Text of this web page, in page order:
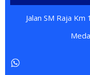
Jalan SM Raja